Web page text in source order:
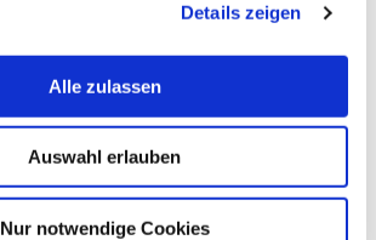
Details zeigen
Alle zulassen
Auswahl erlauben
Nur notwendige Cookies